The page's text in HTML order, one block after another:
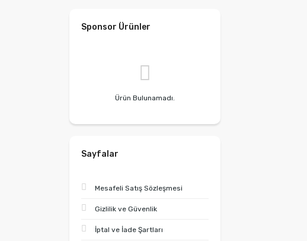
Sponsor Ürünler
Ürün Bulunamadı.
Sayfalar
Mesafeli Satış Sözleşmesi
Gizlilik ve Güvenlik
İptal ve İade Şartları